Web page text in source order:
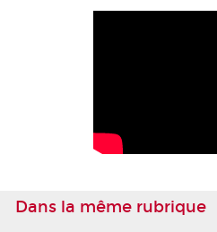
Dans la même rubrique